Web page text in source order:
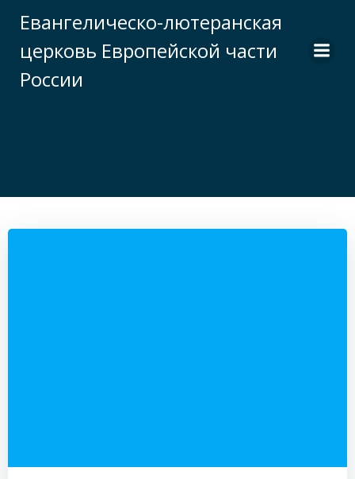
к
содержимому
Евангелическо-лютеранская
церковь Европейской части
России